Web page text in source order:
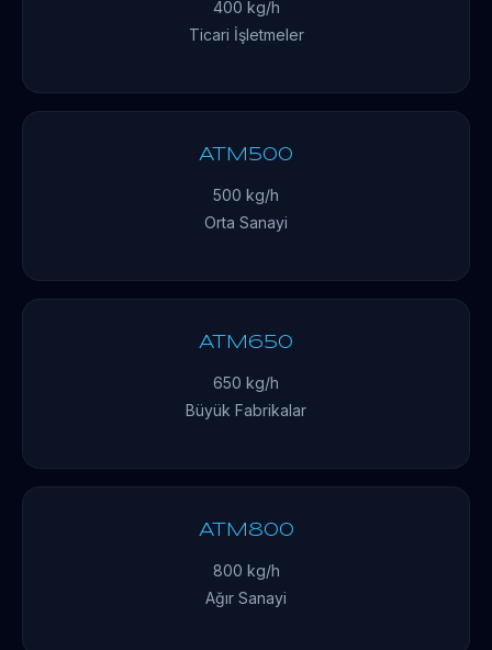
400 kg/h
Ticari İşletmeler
ATM500
500 kg/h
Orta Sanayi
ATM650
650 kg/h
Büyük Fabrikalar
ATM800
800 kg/h
Ağır Sanayi